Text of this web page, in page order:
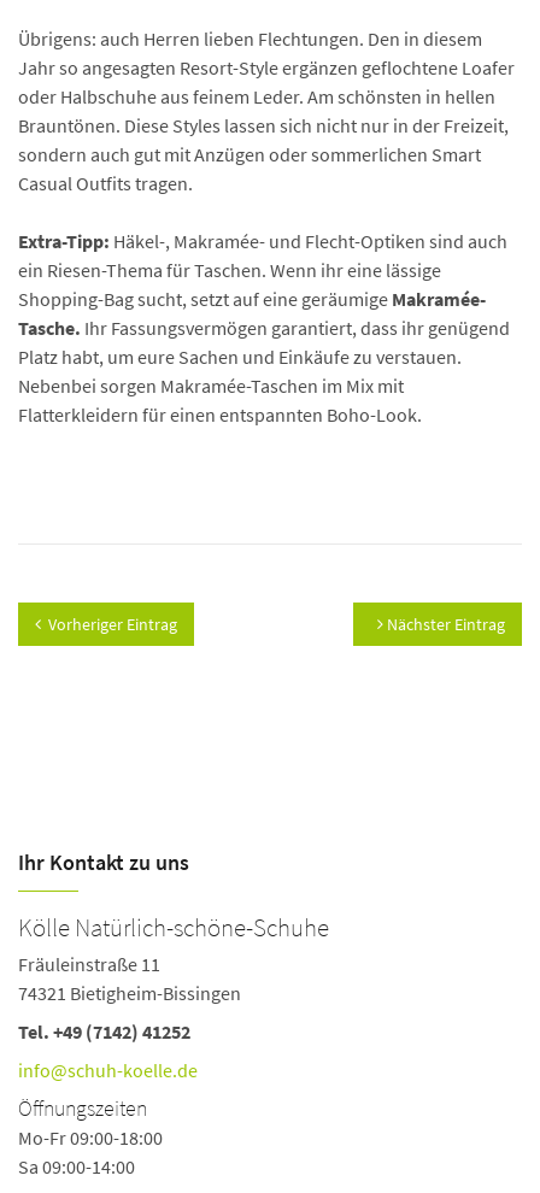
Übrigens: auch Herren lieben Flechtungen. Den in diesem
Jahr so angesagten Resort-Style ergänzen geflochtene Loafer
oder Halbschuhe aus feinem Leder. Am schönsten in hellen
Brauntönen. Diese Styles lassen sich nicht nur in der Freizeit,
sondern auch gut mit Anzügen oder sommerlichen Smart
Casual Outfits tragen.
Extra-Tipp: Häkel-, Makramée- und Flecht-Optiken sind auch
ein Riesen-Thema für Taschen. Wenn ihr eine lässige
Shopping-Bag sucht, setzt auf eine geräumige Makramée-
Tasche. Ihr Fassungsvermögen garantiert, dass ihr genügend
Platz habt, um eure Sachen und Einkäufe zu verstauen.
Nebenbei sorgen Makramée-Taschen im Mix mit
Flatterkleidern für einen entspannten Boho-Look.
Vorheriger Eintrag Nächster Eintrag
Ihr Kontakt zu uns
Kölle Natürlich-schöne-Schuhe
Fräuleinstraße 11
74321 Bietigheim-Bissingen
Tel. +49 (7142) 41252
info@schuh-koelle.de
Öffnungszeiten
Mo-Fr 09:00-18:00
Sa 09:00-14:00